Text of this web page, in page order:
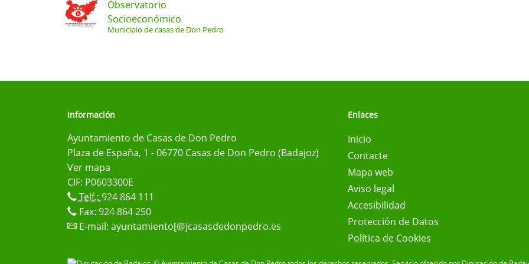
Observatorio
Socioeconómico
Municipio de casas de Don Pedro
Información
Ayuntamiento de Casas de Don Pedro
Plaza de España, 1 - 06770 Casas de Don Pedro (Badajoz)
Ver mapa
CIF: P0603300E
Telf.: 924 864 111
Fax: 924 864 250
E-mail: ayuntamiento[@]casasdedonpedro.es
Enlaces
Inicio
Contacte
Mapa web
Aviso legal
Accesibilidad
Protección de Datos
Política de Cookies